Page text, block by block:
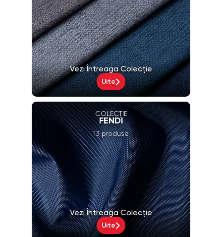
Vezi Întreaga Colecție
Uite
COLECȚIE
FENDI
13 produse
Vezi Întreaga Colecție
Uite